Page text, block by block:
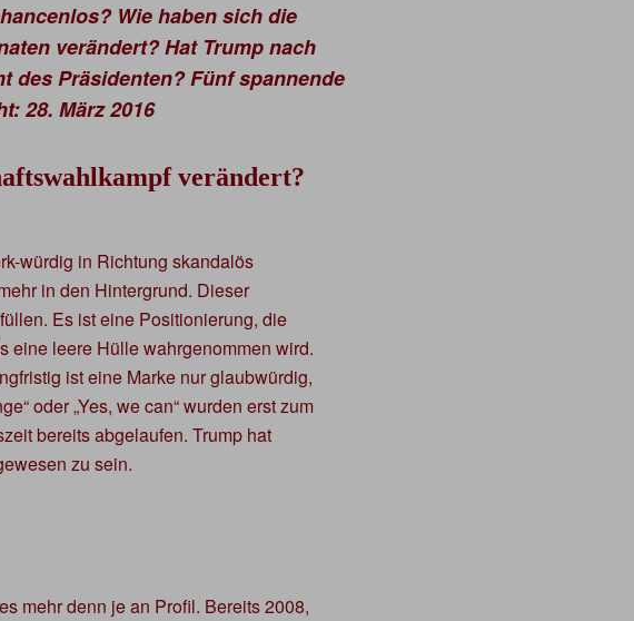
Wie haben sich die
verändert? Hat Trump nach
des Präsidenten? Fünf spannende
28. März 2016
verändert?
würdig in Richtung skandalös
in den Hintergrund. Dieser
Es ist eine Positionierung, die
eine leere Hülle wahrgenommen wird.
ist eine Marke nur glaubwürdig,
oder „Yes, we can“ wurden erst zum
bereits abgelaufen. Trump hat
zu sein.
mehr denn je an Profil. Bereits 2008,